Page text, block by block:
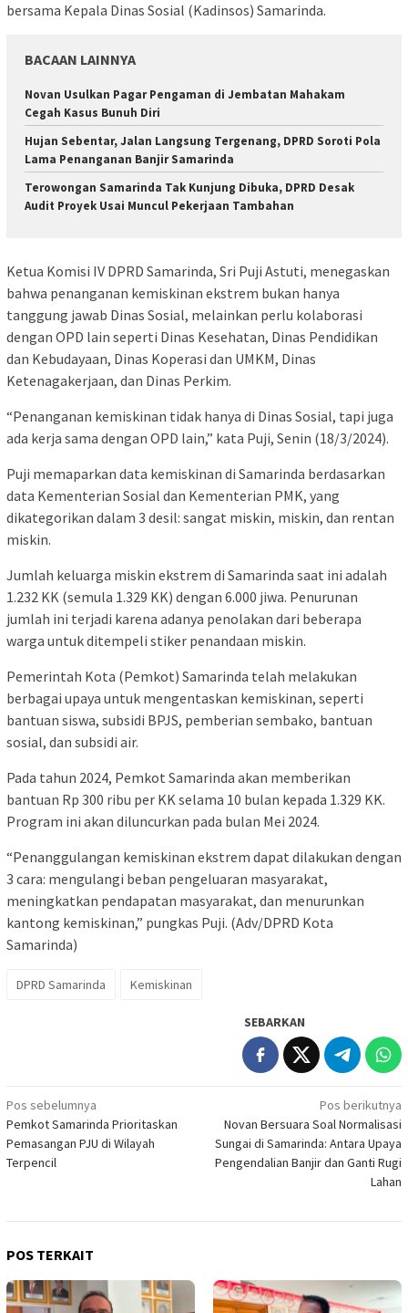
bersama Kepala Dinas Sosial (Kadinsos) Samarinda.
BACAAN LAINNYA
Novan Usulkan Pagar Pengaman di Jembatan Mahakam
Cegah Kasus Bunuh Diri
Hujan Sebentar, Jalan Langsung Tergenang, DPRD Soroti Pola
Lama Penanganan Banjir Samarinda
Terowongan Samarinda Tak Kunjung Dibuka, DPRD Desak
Audit Proyek Usai Muncul Pekerjaan Tambahan
Ketua Komisi IV DPRD Samarinda, Sri Puji Astuti, menegaskan
bahwa penanganan kemiskinan ekstrem bukan hanya
tanggung jawab Dinas Sosial, melainkan perlu kolaborasi
dengan OPD lain seperti Dinas Kesehatan, Dinas Pendidikan
dan Kebudayaan, Dinas Koperasi dan UMKM, Dinas
Ketenagakerjaan, dan Dinas Perkim.
“Penanganan kemiskinan tidak hanya di Dinas Sosial, tapi juga
ada kerja sama dengan OPD lain,” kata Puji, Senin (18/3/2024).
Puji memaparkan data kemiskinan di Samarinda berdasarkan
data Kementerian Sosial dan Kementerian PMK, yang
dikategorikan dalam 3 desil: sangat miskin, miskin, dan rentan
miskin.
Jumlah keluarga miskin ekstrem di Samarinda saat ini adalah
1.232 KK (semula 1.329 KK) dengan 6.000 jiwa. Penurunan
jumlah ini terjadi karena adanya penolakan dari beberapa
warga untuk ditempeli stiker penandaan miskin.
Pemerintah Kota (Pemkot) Samarinda telah melakukan
berbagai upaya untuk mengentaskan kemiskinan, seperti
bantuan siswa, subsidi BPJS, pemberian sembako, bantuan
sosial, dan subsidi air.
Pada tahun 2024, Pemkot Samarinda akan memberikan
bantuan Rp 300 ribu per KK selama 10 bulan kepada 1.329 KK.
Program ini akan diluncurkan pada bulan Mei 2024.
“Penanggulangan kemiskinan ekstrem dapat dilakukan dengan
3 cara: mengulangi beban pengeluaran masyarakat,
meningkatkan pendapatan masyarakat, dan menurunkan
kantong kemiskinan,” pungkas Puji. (Adv/DPRD Kota
Samarinda)
DPRD Samarinda Kemiskinan
SEBARKAN
Navigasi
pos
Pos sebelumnya
Pemkot Samarinda Prioritaskan
Pemasangan PJU di Wilayah
Terpencil
Pos berikutnya
Novan Bersuara Soal Normalisasi
Sungai di Samarinda: Antara Upaya
Pengendalian Banjir dan Ganti Rugi
Lahan
POS TERKAIT